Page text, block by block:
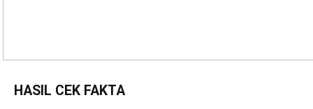
HASIL CEK FAKTA